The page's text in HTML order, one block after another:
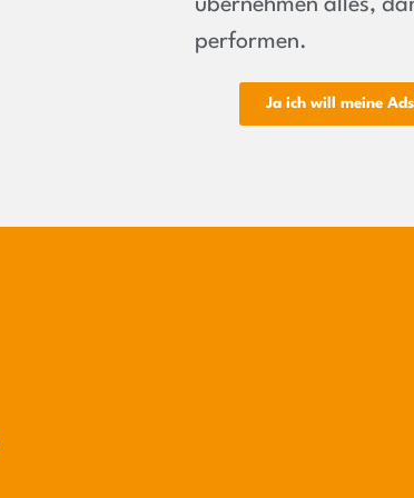
performen.
Ja ich will meine